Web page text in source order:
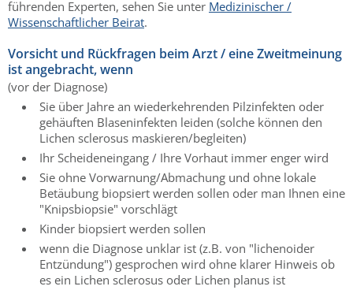
führenden Experten, sehen Sie unter Medizinischer /
Wissenschaftlicher Beirat.
Vorsicht und Rückfragen beim Arzt / eine Zweitmeinung
ist angebracht, wenn
(vor der Diagnose)
Sie über Jahre an wiederkehrenden Pilzinfekten oder
gehäuften Blaseninfekten leiden (solche können den
Lichen sclerosus maskieren/begleiten)
Ihr Scheideneingang / Ihre Vorhaut immer enger wird
Sie ohne Vorwarnung/Abmachung und ohne lokale
Betäubung biopsiert werden sollen oder man Ihnen eine
"Knipsbiopsie" vorschlägt
Kinder biopsiert werden sollen
wenn die Diagnose unklar ist (z.B. von "lichenoider
Entzündung") gesprochen wird ohne klarer Hinweis ob
es ein Lichen sclerosus oder Lichen planus ist